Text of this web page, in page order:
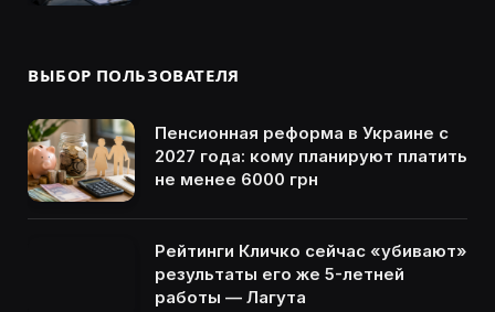
ВЫБОР ПОЛЬЗОВАТЕЛЯ
Пенсионная реформа в Украине с
2027 года: кому планируют платить
не менее 6000 грн
Рейтинги Кличко сейчас «убивают»
результаты его же 5-летней
работы — Лагута